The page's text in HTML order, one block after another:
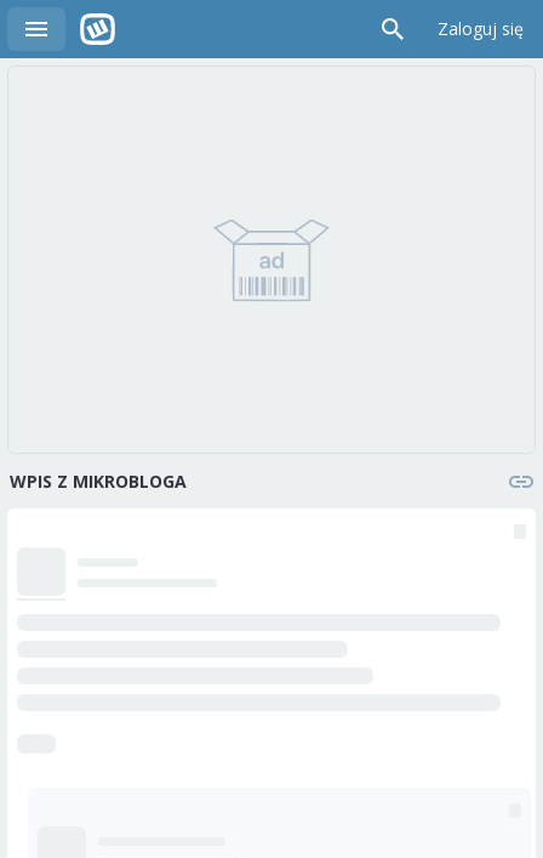
Zaloguj się
WPIS Z MIKROBLOGA